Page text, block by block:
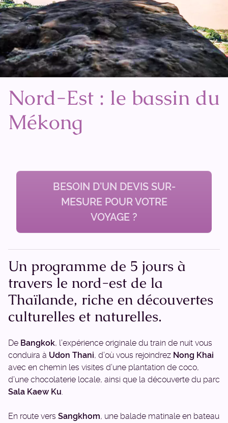
Nord-Est : le bassin du
Mékong
BESOIN D’UN DEVIS SUR-
MESURE POUR VOTRE
VOYAGE ?
Un programme de 5 jours à
travers le nord-est de la
Thaïlande, riche en découvertes
culturelles et naturelles.
De Bangkok, l’expérience originale du train de nuit vous
conduira à Udon Thani, d’où vous rejoindrez Nong Khai
avec en chemin les visites d’une plantation de coco,
d’une chocolaterie locale, ainsi que la découverte du parc
Sala Kaew Ku.
En route vers Sangkhom, une balade matinale en bateau